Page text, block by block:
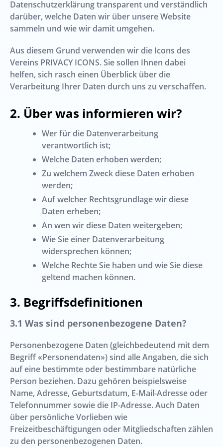
Datenschutzerklärung transparent und verständlich
darüber, welche Daten wir über unsere Website
sammeln und wie wir damit umgehen.
Aus diesem Grund verwenden wir die Icons des
Vereins PRIVACY ICONS. Sie sollen Ihnen dabei
helfen, sich rasch einen Überblick über die
Verarbeitung Ihrer Daten durch uns zu verschaffen.
Über was informieren wir?
Wer für die Datenverarbeitung
verantwortlich ist;
Welche Daten erhoben werden;
Zu welchem Zweck diese Daten erhoben
werden;
Auf welcher Rechtsgrundlage wir diese
Daten erheben;
An wen wir diese Daten weitergeben;
Wie Sie einer Datenverarbeitung
widersprechen können;
Welche Rechte Sie haben und wie Sie diese
geltend machen können.
Begriffsdefinitionen
Was sind personenbezogene Daten?
Personenbezogene Daten (gleichbedeutend mit dem
Begriff «Personendaten») sind alle Angaben, die sich
auf eine bestimmte oder bestimmbare natürliche
Person beziehen. Dazu gehören beispielsweise
Name, Adresse, Geburtsdatum, E-Mail-Adresse oder
Telefonnummer sowie die IP-Adresse. Auch Daten
über persönliche Vorlieben wie
Freizeitbeschäftigungen oder Mitgliedschaften zählen
zu den personenbezogenen Daten.